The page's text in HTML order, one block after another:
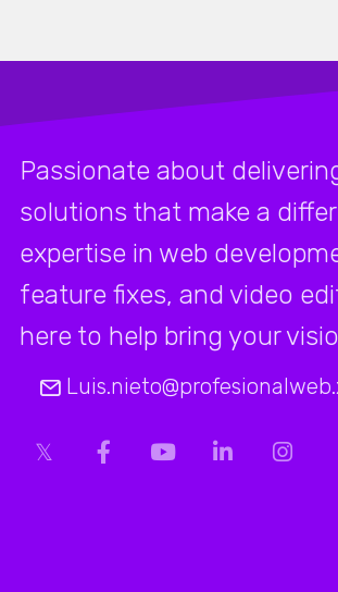
Passionate about
solutions that make a
expertise in web
feature fixes, and video
here to help bring your